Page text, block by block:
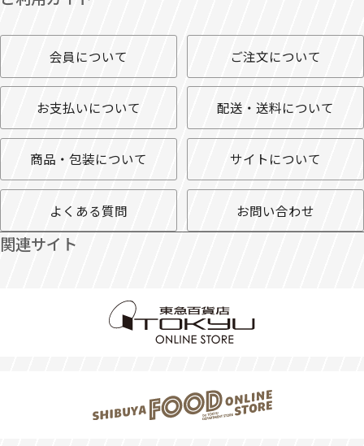
会員について ご注文について
お支払いについて 配送・送料について
商品・包装について サイトについて
よくある質問 お問い合わせ
関連サイト